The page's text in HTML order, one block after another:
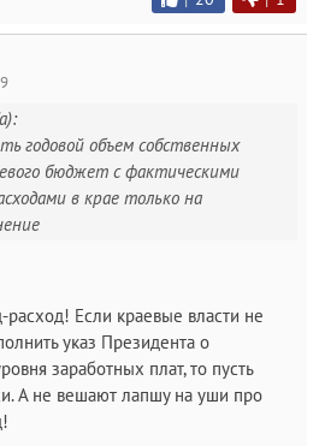
годовой объем собственных
бюджет с фактическими
в крае только на
Если краевые власти не
указ Президента о
заработных плат, то пусть
А не вешают лапшу на уши про